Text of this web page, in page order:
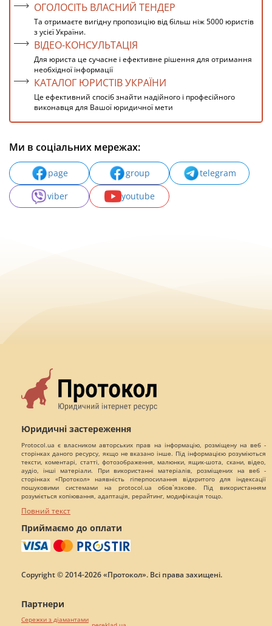
ОГОЛОСІТЬ ВЛАСНИЙ ТЕНДЕР
Та отримаєте вигідну пропозицію від більш ніж 5000 юристів
з усієї України.
ВІДЕО-КОНСУЛЬТАЦІЯ
Для юриста це сучасне і ефективне рішення для отримання
необхідної інформації
КАТАЛОГ ЮРИСТІВ УКРАЇНИ
Це ефективний спосіб знайти надійного і професійного
виконавця для Вашої юридичної мети
Ми в соціальних мережах:
page group
telegram
viber
youtube
Юридичні застереження
Protocol.ua є власником авторських прав на інформацію, розміщену на веб -
сторінках даного ресурсу, якщо не вказано інше. Під інформацією розуміються
тексти, коментарі, статті, фотозображення, малюнки, ящик-шота, скани, відео,
аудіо, інші матеріали. При використанні матеріалів, розміщених на веб -
сторінках «Протокол» наявність гіперпосилання відкритого для індексації
пошуковими системами на protocol.ua обов`язкове. Під використанням
розуміється копіювання, адаптація, рерайтинг, модифікація тощо.
Повний текст
Приймаємо до оплати
Copyright © 2014-2026 «Протокол». Всі права захищені.
Партнери
Сережки з діамантами